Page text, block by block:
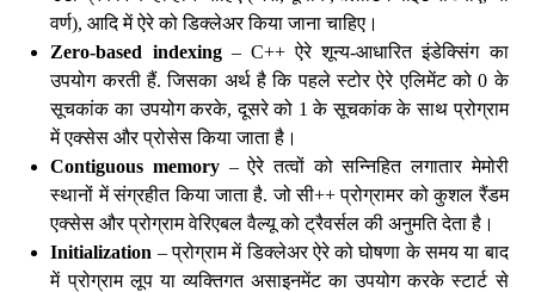
वर्ण), आदि में ऐरे को डिक्लेअर किया जाना चाहिए।
Zero-based indexing– C++ ऐरे शून्य-आधारित इंडेक्सिंग का
उपयोग करती हैं. जिसका अर्थ है कि पहले स्टोर ऐरे एलिमेंट को 0 के
सूचकांक का उपयोग करके, दूसरे को 1 के सूचकांक के साथ प्रोग्राम
में एक्सेस और प्रोसेस किया जाता है।
Contiguous memory – ऐरे तत्वों को सन्निहित लगातार मेमोरी
स्थानों में संग्रहीत किया जाता है. जो सी++ प्रोग्रामर को कुशल रैंडम
एक्सेस और प्रोग्राम वेरिएबल वैल्यू को ट्रैवर्सल की अनुमति देता है।
Initialization – प्रोग्राम में डिक्लेअर ऐरे को घोषणा के समय या बाद
में प्रोग्राम लूप या व्यक्तिगत असाइनमेंट का उपयोग करके स्टार्ट से